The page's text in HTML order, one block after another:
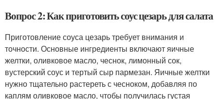
Вопрос 2: Как приготовить соус цезарь для салата
Приготовление соуса цезарь требует внимания и
точности. Основные ингредиенты включают яичные
желтки, оливковое масло, чеснок, лимонный сок,
вустерский соус и тертый сыр пармезан. Яичные желтки
нужно тщательно растереть с чесноком, добавляя по
каплям оливковое масло, чтобы получилась густая